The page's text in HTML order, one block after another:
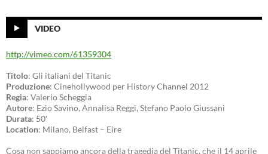
VIDEO
http://vimeo.com/61359304
Titolo: Gli italiani del Titanic
Produzione: Cinehollywood per History Channel 2012
Regia: Valerio Scheggia
Autore: Ezio Savino, Annalisa Reggi, Stefano Paolo Giussani
Durata: 50′
Location: Milano, Belfast – Eire
Cosa non sappiamo ancora della tragedia del Titanic, che il 14 aprile